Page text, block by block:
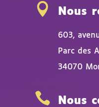
 Nous
603,
Parc des
34070
 Nous